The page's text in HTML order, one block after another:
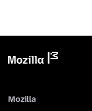
Mozilla